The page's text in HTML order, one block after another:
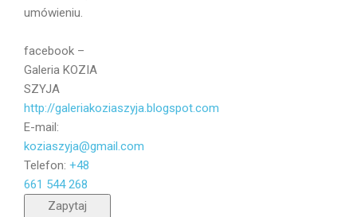
umówieniu.
facebook –
Galeria KOZIA
SZYJA
http://galeriakoziaszyja.blogspot.com
E-mail:
koziaszyja@gmail.com
Telefon: +48
661 544 268
Zapytaj
Wyślij